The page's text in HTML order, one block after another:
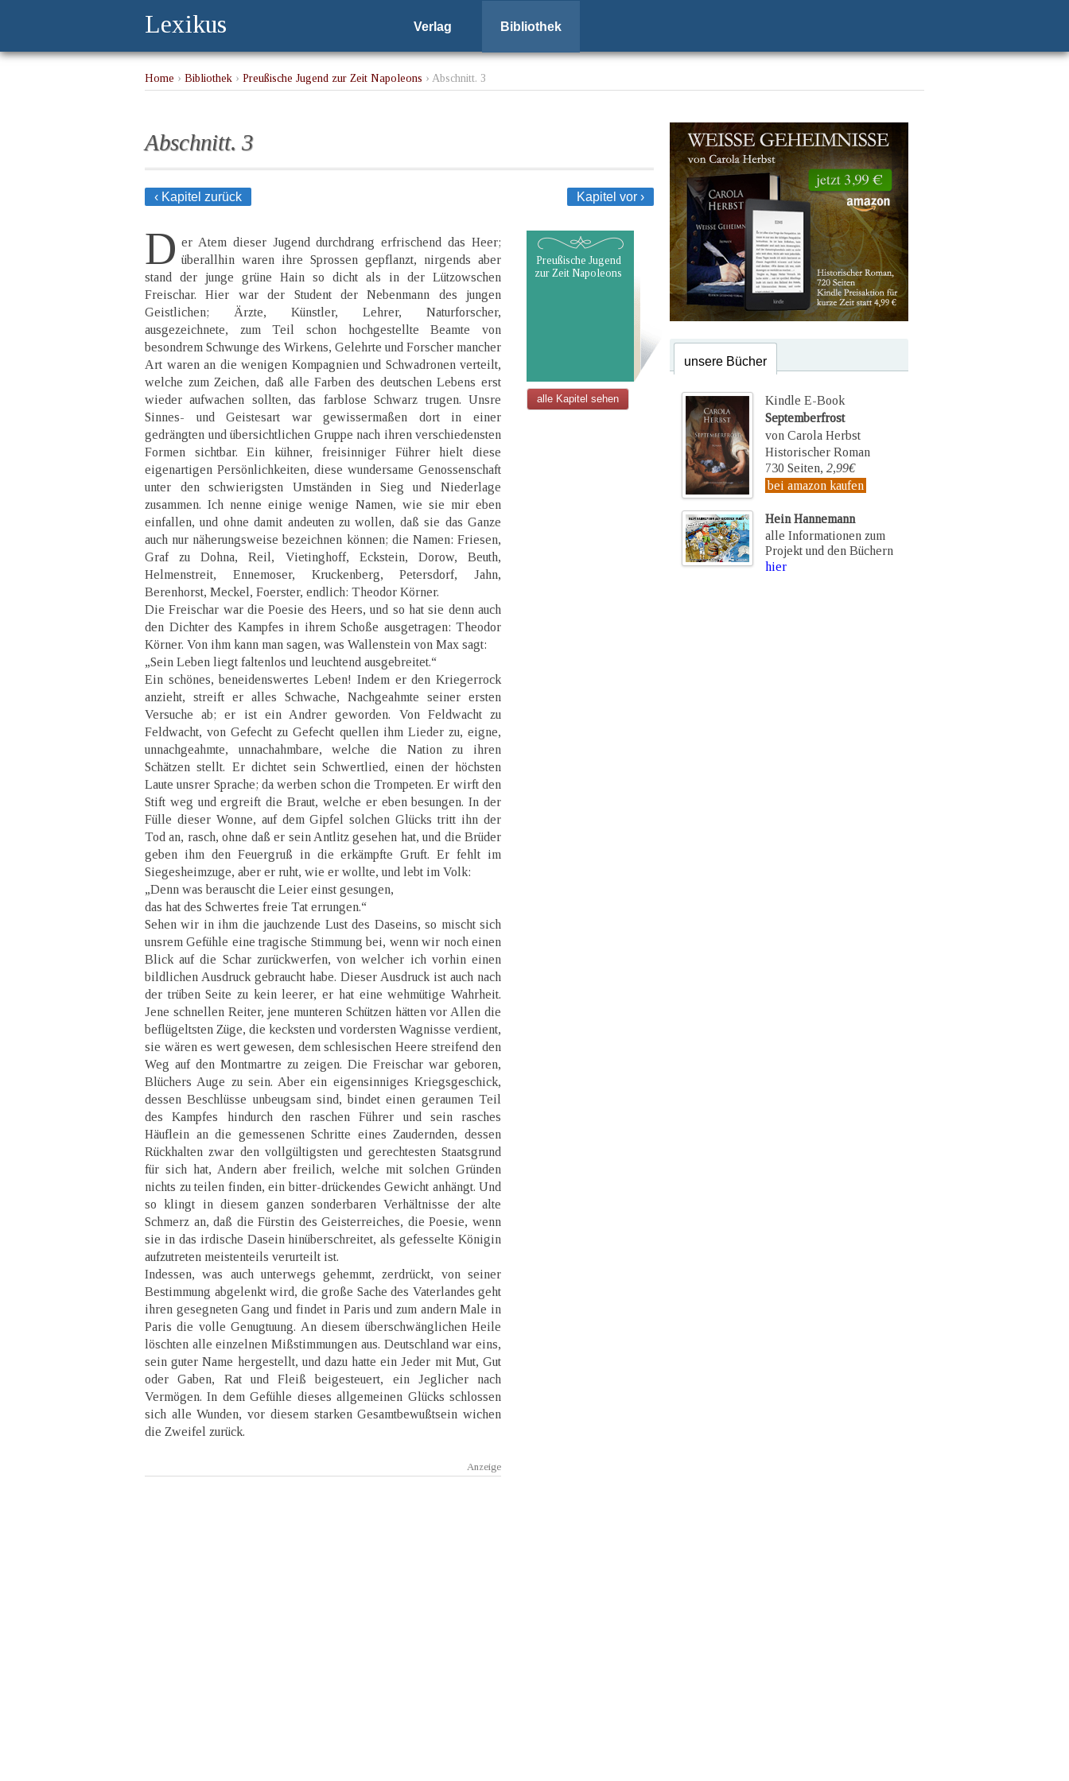
Lexikus Verlag Bibliothek
Home › Bibliothek › Preußische Jugend zur Zeit Napoleons › Abschnitt. 3
Abschnitt. 3
‹ Kapitel zurück Kapitel vor ›
D er Atem dieser Jugend durchdrang erfrischend das Heer;
überallhin waren ihre Sprossen gepflanzt, nirgends aber
stand der junge grüne Hain so dicht als in der Lützowschen
Freischar. Hier war der Student der Nebenmann des jungen
Geistlichen; Ärzte, Künstler, Lehrer, Naturforscher,
ausgezeichnete, zum Teil schon hochgestellte Beamte von
besondrem Schwunge des Wirkens, Gelehrte und Forscher mancher
Art waren an die wenigen Kompagnien und Schwadronen verteilt,
welche zum Zeichen, daß alle Farben des deutschen Lebens erst
wieder aufwachen sollten, das farblose Schwarz trugen. Unsre
Sinnes- und Geistesart war gewissermaßen dort in einer
gedrängten und übersichtlichen Gruppe nach ihren verschiedensten
Formen sichtbar. Ein kühner, freisinniger Führer hielt diese
eigenartigen Persönlichkeiten, diese wundersame Genossenschaft
unter den schwierigsten Umständen in Sieg und Niederlage
zusammen. Ich nenne einige wenige Namen, wie sie mir eben
einfallen, und ohne damit andeuten zu wollen, daß sie das Ganze
auch nur näherungsweise bezeichnen können; die Namen: Friesen,
Graf zu Dohna, Reil, Vietinghoff, Eckstein, Dorow, Beuth,
Helmenstreit, Ennemoser, Kruckenberg, Petersdorf, Jahn,
Berenhorst, Meckel, Foerster, endlich: Theodor Körner.
Die Freischar war die Poesie des Heers, und so hat sie denn auch
den Dichter des Kampfes in ihrem Schoße ausgetragen: Theodor
Körner. Von ihm kann man sagen, was Wallenstein von Max sagt:
„Sein Leben liegt faltenlos und leuchtend ausgebreitet.“
Ein schönes, beneidenswertes Leben! Indem er den Kriegerrock
anzieht, streift er alles Schwache, Nachgeahmte seiner ersten
Versuche ab; er ist ein Andrer geworden. Von Feldwacht zu
Feldwacht, von Gefecht zu Gefecht quellen ihm Lieder zu, eigne,
unnachgeahmte, unnachahmbare, welche die Nation zu ihren
Schätzen stellt. Er dichtet sein Schwertlied, einen der höchsten
Laute unsrer Sprache; da werben schon die Trompeten. Er wirft den
Stift weg und ergreift die Braut, welche er eben besungen. In der
Fülle dieser Wonne, auf dem Gipfel solchen Glücks tritt ihn der
Tod an, rasch, ohne daß er sein Antlitz gesehen hat, und die Brüder
geben ihm den Feuergruß in die erkämpfte Gruft. Er fehlt im
Siegesheimzuge, aber er ruht, wie er wollte, und lebt im Volk:
„Denn was berauscht die Leier einst gesungen,
das hat des Schwertes freie Tat errungen.“
Sehen wir in ihm die jauchzende Lust des Daseins, so mischt sich
unsrem Gefühle eine tragische Stimmung bei, wenn wir noch einen
Blick auf die Schar zurückwerfen, von welcher ich vorhin einen
bildlichen Ausdruck gebraucht habe. Dieser Ausdruck ist auch nach
der trüben Seite zu kein leerer, er hat eine wehmütige Wahrheit.
Jene schnellen Reiter, jene munteren Schützen hätten vor Allen die
beflügeltsten Züge, die kecksten und vordersten Wagnisse verdient,
sie wären es wert gewesen, dem schlesischen Heere streifend den
Weg auf den Montmartre zu zeigen. Die Freischar war geboren,
Blüchers Auge zu sein. Aber ein eigensinniges Kriegsgeschick,
dessen Beschlüsse unbeugsam sind, bindet einen geraumen Teil
des Kampfes hindurch den raschen Führer und sein rasches
Häuflein an die gemessenen Schritte eines Zaudernden, dessen
Rückhalten zwar den vollgültigsten und gerechtesten Staatsgrund
für sich hat, Andern aber freilich, welche mit solchen Gründen
nichts zu teilen finden, ein bitter-drückendes Gewicht anhängt. Und
so klingt in diesem ganzen sonderbaren Verhältnisse der alte
Schmerz an, daß die Fürstin des Geisterreiches, die Poesie, wenn
sie in das irdische Dasein hinüberschreitet, als gefesselte Königin
aufzutreten meistenteils verurteilt ist.
Indessen, was auch unterwegs gehemmt, zerdrückt, von seiner
Bestimmung abgelenkt wird, die große Sache des Vaterlandes geht
ihren gesegneten Gang und findet in Paris und zum andern Male in
Paris die volle Genugtuung. An diesem überschwänglichen Heile
löschten alle einzelnen Mißstimmungen aus. Deutschland war eins,
sein guter Name hergestellt, und dazu hatte ein Jeder mit Mut, Gut
oder Gaben, Rat und Fleiß beigesteuert, ein Jeglicher nach
Vermögen. In dem Gefühle dieses allgemeinen Glücks schlossen
sich alle Wunden, vor diesem starken Gesamtbewußtsein wichen
die Zweifel zurück.
Preußische Jugend
zur Zeit Napoleons
alle Kapitel sehen
unsere Bücher
Kindle E-Book
Septemberfrost
von Carola Herbst
Historischer Roman
730 Seiten, 2,99€
bei amazon kaufen
Hein Hannemann
alle Informationen zum
Projekt und den Büchern
hier